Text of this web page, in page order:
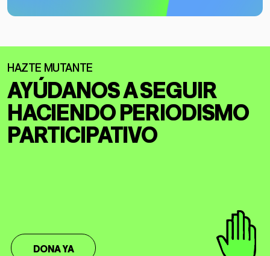
AYÚDANOS A SEGUIR
HACIENDOPERIODISMO
PARTICIPATIVO
DONA YA